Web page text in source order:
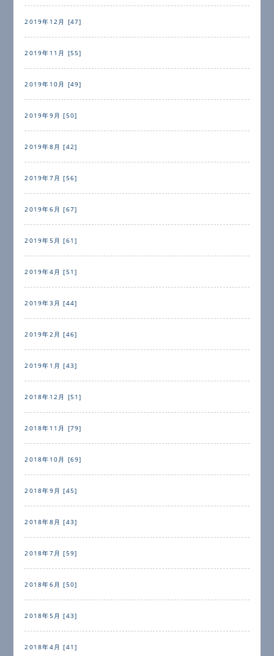
2019年12月 [47]
2019年11月 [55]
2019年10月 [49]
2019年9月 [50]
2019年8月 [42]
2019年7月 [56]
2019年6月 [67]
2019年5月 [61]
2019年4月 [51]
2019年3月 [44]
2019年2月 [46]
2019年1月 [43]
2018年12月 [51]
2018年11月 [79]
2018年10月 [69]
2018年9月 [45]
2018年8月 [43]
2018年7月 [59]
2018年6月 [50]
2018年5月 [43]
2018年4月 [41]